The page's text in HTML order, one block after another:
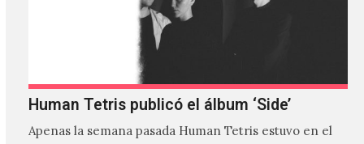
Human Tetris publicó el álbum ‘Side’
Apenas la semana pasada Human Tetris estuvo en el